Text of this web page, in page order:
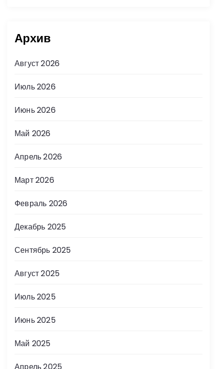
Архив
Август 2026
Июль 2026
Июнь 2026
Май 2026
Апрель 2026
Март 2026
Февраль 2026
Декабрь 2025
Сентябрь 2025
Август 2025
Июль 2025
Июнь 2025
Май 2025